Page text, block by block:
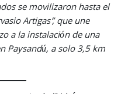
se movilizaron hasta el
Artigas”, que une
a la instalación de una
Paysandú, a solo 3,5 km